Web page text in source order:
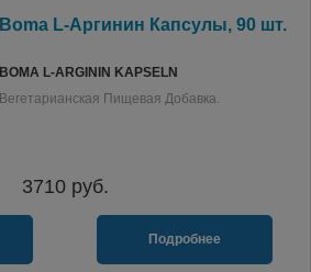
Boma L-Аргинин Капсулы, 90 шт.
BOMA L-ARGININ KAPSELN
Вегетарианская Пищевая Добавка.
3710руб.
Подробнее